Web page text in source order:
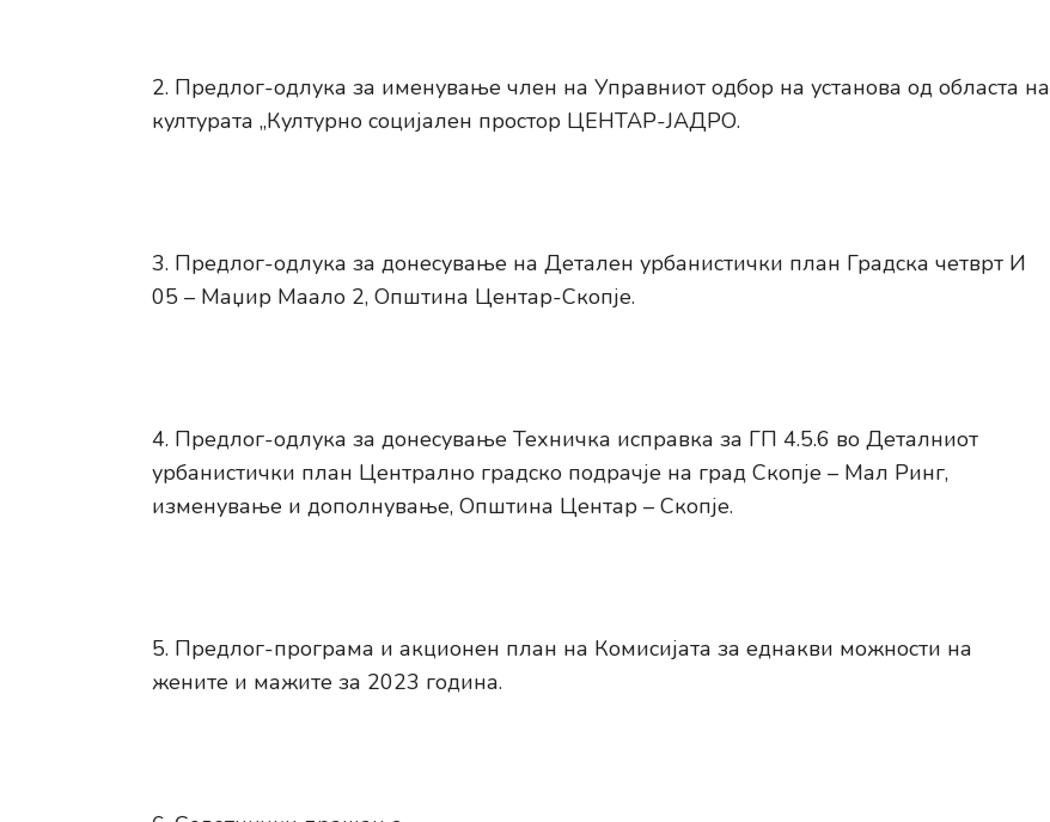
Предлог-одлука за именување член на Управниот одбор на установа од областа на
културата „Културно социјален простор ЦЕНТАР-ЈАДРО.
Предлог-одлука за донесување на Детален урбанистички план Градска четврт И
05 – Маџир Маало 2, Општина Центар-Скопје.
Предлог-одлука за донесување Техничка исправка за ГП 4.5.6 во Деталниот
урбанистички план Централно градско подрачје на град Скопје – Мал Ринг,
изменување и дополнување, Општина Центар – Скопје.
Предлог-програма и акционен план на Комисијата за еднакви можности на
жените и мажите за 2023 година.